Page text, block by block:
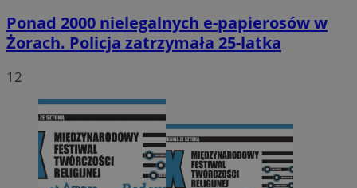
Ponad 2000 nielegalnych e-papierosów w
Żorach. Policja zatrzymała 25-latka
12